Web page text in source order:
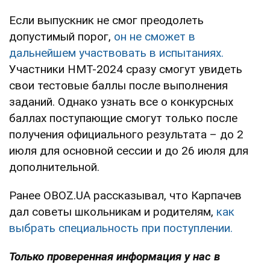
Если выпускник не смог преодолеть
допустимый порог, он не сможет в
дальнейшем участвовать в испытаниях.
Участники НМТ-2024 сразу смогут увидеть
свои тестовые баллы после выполнения
заданий. Однако узнать все о конкурсных
баллах поступающие смогут только после
получения официального результата – до 2
июля для основной сессии и до 26 июля для
дополнительной.
Ранее OBOZ.UA рассказывал, что Карпачев
дал советы школьникам и родителям, как
выбрать специальность при поступлении.
Только проверенная информация у нас в